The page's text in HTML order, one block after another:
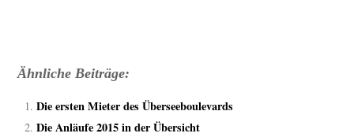
Ähnliche Beiträge:
Die ersten Mieter des Überseeboulevards
Die Anläufe 2015 in der Übersicht